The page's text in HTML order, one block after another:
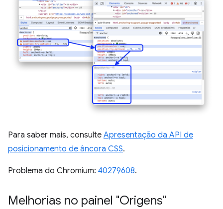
Para saber mais, consulte Apresentação da API de
posicionamento de âncora CSS.
Problema do Chromium: 40279608.
Melhorias no painel "Origens"